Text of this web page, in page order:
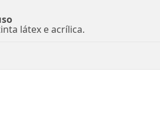
látex e acrílica.